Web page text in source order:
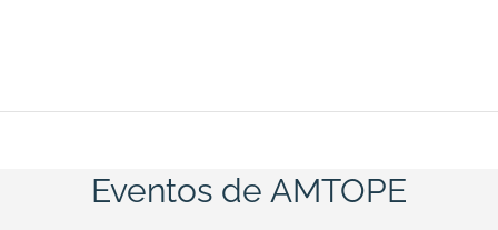
Eventos de AMTOPE